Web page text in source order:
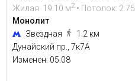
Жилая: 19.10 м2 • Потолок: 2.75
Монолит
Звездная
1.2 км
Дунайский пр., 7к7А
Изменен: 05.08